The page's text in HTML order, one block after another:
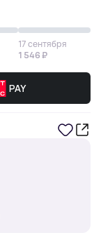
17 сентября
1 546 ₽